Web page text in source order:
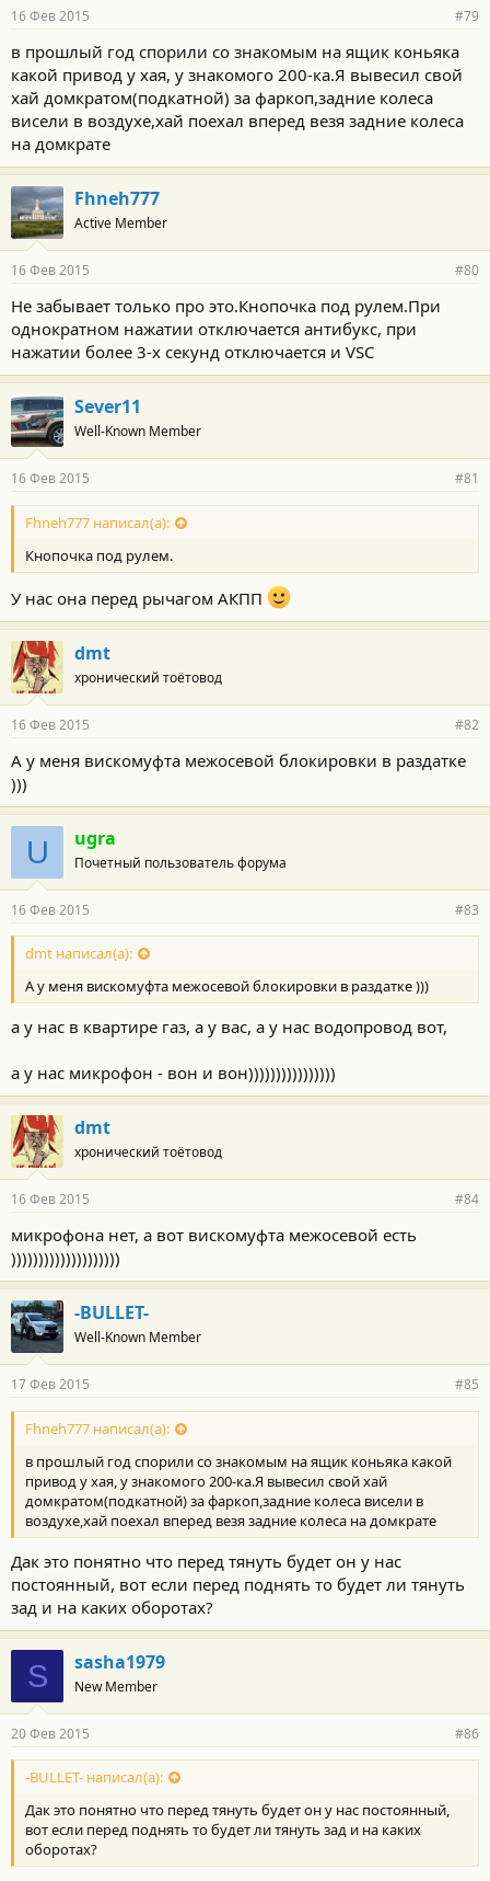
н
с
т
и
16 Фев 2015 #79
в прошлый год спорили со знакомым на ящик коньяка
какой привод у хая, у знакомого 200-ка.Я вывесил свой
хай домкратом(подкатной) за фаркоп,задние колеса
висели в воздухе,хай поехал вперед везя задние колеса
на домкрате
Fhneh777
Active Member
16 Фев 2015 #80
Не забывает только про это.Кнопочка под рулем.При
однократном нажатии отключается антибукс, при
нажатии более 3-х секунд отключается и VSC
Sever11
Well-Known Member
16 Фев 2015 #81
Fhneh777 написал(а):
Кнопочка под рулем.
У нас она перед рычагом АКПП
dmt
хронический тоётовод
16 Фев 2015 #82
А у меня вискомуфта межосевой блокировки в раздатке
)))
U ugra
Почетный пользователь форума
16 Фев 2015 #83
dmt написал(а):
А у меня вискомуфта межосевой блокировки в раздатке )))
а у нас в квартире газ, а у вас, а у нас водопровод вот,
а у нас микрофон - вон и вон))))))))))))))))
dmt
хронический тоётовод
16 Фев 2015 #84
микрофона нет, а вот вискомуфта межосевой есть
))))))))))))))))))))
-BULLET-
Well-Known Member
17 Фев 2015 #85
Fhneh777 написал(а):
в прошлый год спорили со знакомым на ящик коньяка какой
привод у хая, у знакомого 200-ка.Я вывесил свой хай
домкратом(подкатной) за фаркоп,задние колеса висели в
воздухе,хай поехал вперед везя задние колеса на домкрате
Дак это понятно что перед тянуть будет он у нас
постоянный, вот если перед поднять то будет ли тянуть
зад и на каких оборотах?
S sasha1979
New Member
20 Фев 2015 #86
-BULLET- написал(а):
Дак это понятно что перед тянуть будет он у нас постоянный,
вот если перед поднять то будет ли тянуть зад и на каких
оборотах?